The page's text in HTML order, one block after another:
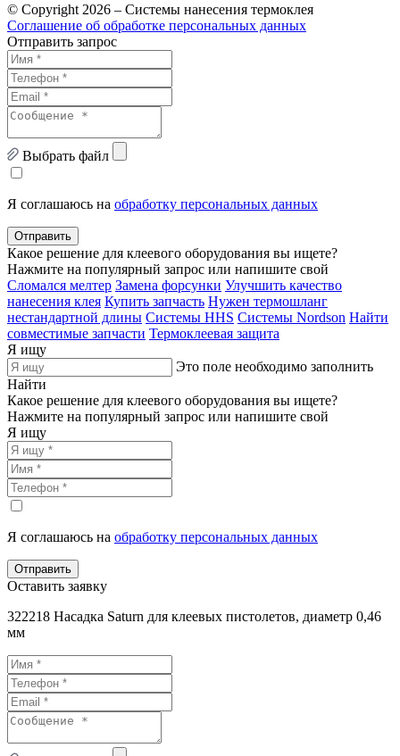
© Copyright 2026 – Системы нанесения термоклея
Соглашение об обработке персональных данных
Отправить запрос
Выбрать файл
Я соглашаюсь на обработку персональных данных
Отправить
Какое решение для клеевого оборудования вы ищете?
Нажмите на популярный запрос или напишите свой
Сломался мелтер Замена форсунки Улучшить качество
нанесения клея Купить запчасть Нужен термошланг
нестандартной длины Системы HHS Системы Nordson Найти
совместимые запчасти Термоклеевая защита
Я ищу
Это поле необходимо заполнить
Найти
Какое решение для клеевого оборудования вы ищете?
Нажмите на популярный запрос или напишите свой
Я ищу
Я соглашаюсь на обработку персональных данных
Отправить
Оставить заявку
322218 Насадка Saturn для клеевых пистолетов, диаметр 0,46
мм